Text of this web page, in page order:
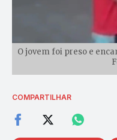
O jovem foi preso e
COMPARTILHAR